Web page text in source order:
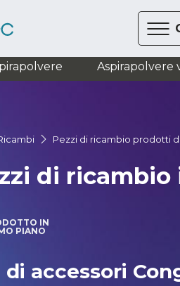
Aspirapolvere
Pezzi di ricambio prodotti
di
IN
PIANO
di accessori